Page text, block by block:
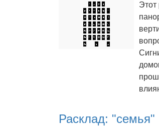
Этот
Расклад: "семья"